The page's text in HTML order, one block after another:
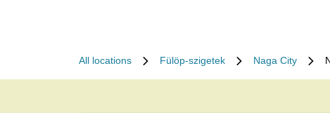
All locations Fülöp-szigetek Naga City